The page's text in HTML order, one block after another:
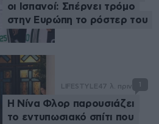
οι Ισπανοί: Σπέρνει τρόμο
στην Ευρώπη το ρόστερ του
LIFESTYLE47 λ. πριν 1
Η Νίνα Φλορ παρουσιάζει
το εντυπωσιακό σπίτι που